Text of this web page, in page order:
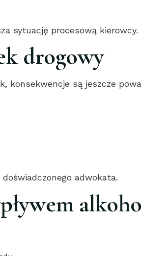
sytuację procesową kierowcy.
drogowy
konsekwencje są jeszcze
adwokata.